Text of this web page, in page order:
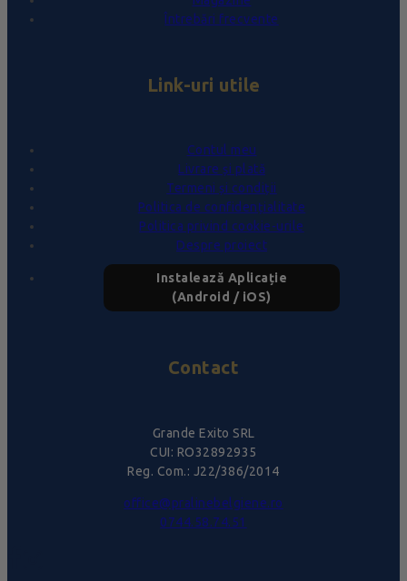
Întrebări frecvente
Link-uri utile
Contul meu
Livrare și plată
Termeni și condiții
Politica de confidențialitate
Politica privind cookie-urile
Despre proiect
Instalează Aplicație
(Android / iOS)
Contact
Grande Exito SRL
CUI: RO32892935
Reg. Com.: J22/386/2014
office@pralinebelgiene.ro
0744.58.74.51